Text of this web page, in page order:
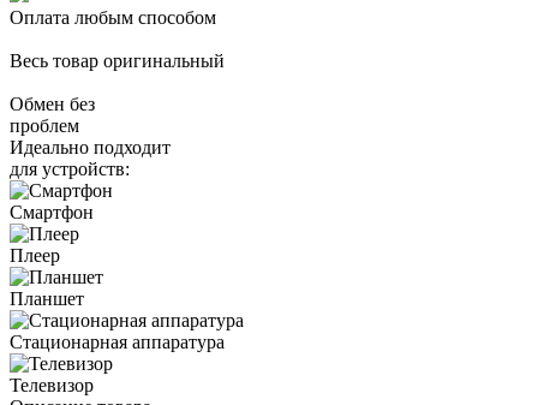
Оплата любым способом
Весь товар оригинальный
Обмен без
проблем
Идеально подходит
для устройств:
Смартфон
Плеер
Планшет
Стационарная аппаратура
Телевизор